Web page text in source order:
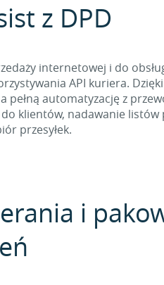
z DPD
internetowej i do
API kuriera.
pełną automatyzację z
klientów, nadawanie
przesyłek.
i